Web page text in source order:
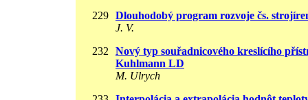
229 Dlouhodobý program rozvoje čs.
J. V.
232
Nový typ souřadnicového kreslícího
Kuhlmann LD
M. Ulrych